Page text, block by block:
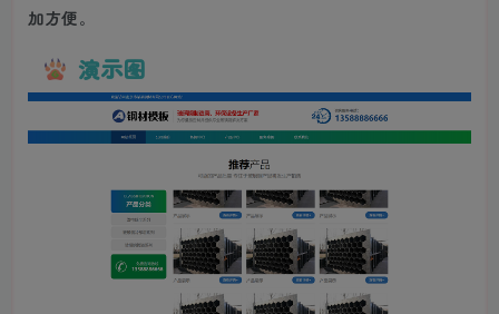
加方便。
演示图